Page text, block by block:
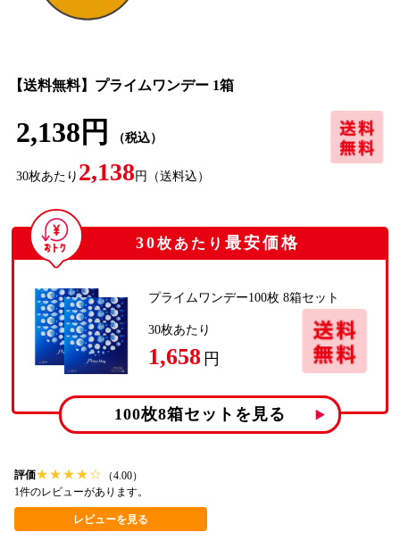
【送料無料】プライムワンデー 1箱
2,138円 （税込）
30枚あたり 2,138 円 （送料込）
30枚あたり 最安価格
プライムワンデー100枚 8箱セット
30枚あたり
1,658 円
100枚8箱セットを見る
評価★ ★ ★ ★ ☆
（4.00）
1件のレビューがあります。
レビューを見る